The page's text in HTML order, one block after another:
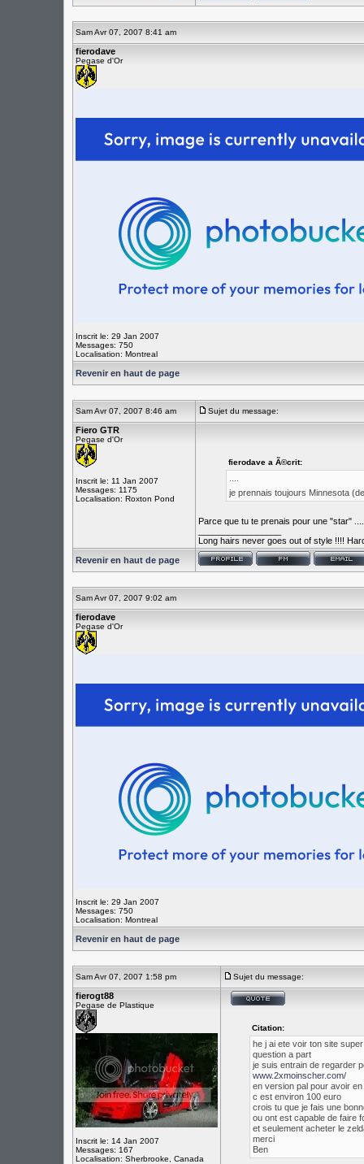
Sam Avr 07, 2007 8:41 am
fierodave
Pegase d'Or
Inscrit le: 29 Jan 2007
Messages: 750
Localisation: Montreal
Revenir en haut de page
Sam Avr 07, 2007 8:46 am Sujet du message:
Fiero GTR
Pegase d'Or
Inscrit le: 11 Jan 2007
Messages: 1175
Localisation: Roxton Pond
fierodave a Ã©crit:
je prennais toujours Minnesota
Parce que tu te prenais pour une "star"
Long hairs never goes out of style !!!!
Revenir en haut de page
Sam Avr 07, 2007 9:02 am
fierodave
Pegase d'Or
Inscrit le: 29 Jan 2007
Messages: 750
Localisation: Montreal
Revenir en haut de page
Sam Avr 07, 2007 1:58 pm Sujet du message:
fierogt88
Pegase de Plastique
Inscrit le: 14 Jan 2007
Messages: 167
Localisation: Sherbrooke, Canada
Citation:
he j ai ete voir ton site
question a part
je suis entrain de regarder
www.2xmoinscher.com/
en version pal pour avoir
c est environ 100 euro
crois tu que je fais une
ou ont est capable de faire
et seulement acheter le
merci
Ben